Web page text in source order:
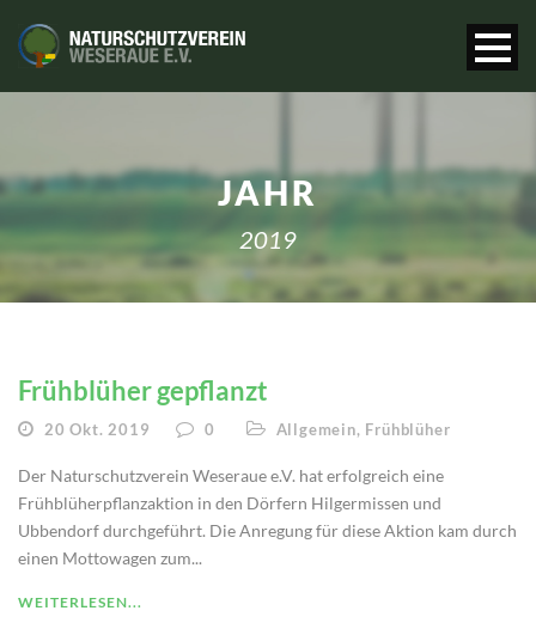
JAHR
2019
Frühblüher gepflanzt
20 Okt. 2019 0 Allgemein, Frühblüher
Der Naturschutzverein Weseraue e.V. hat erfolgreich eine
Frühblüherpflanzaktion in den Dörfern Hilgermissen und
Ubbendorf durchgeführt. Die Anregung für diese Aktion kam durch
einen Mottowagen zum...
WEITERLESEN...